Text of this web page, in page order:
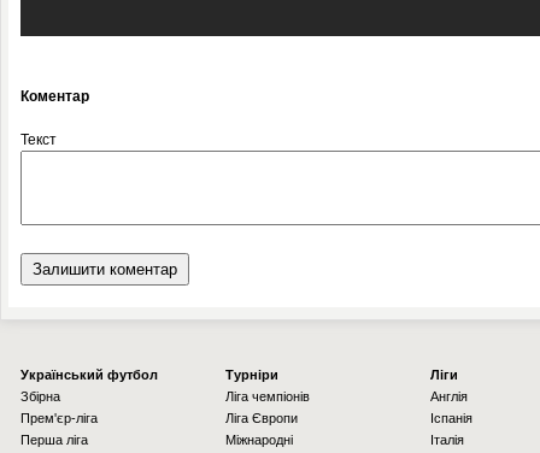
Коментар
Текст
Українcький футбол
Збірна
Прем'єр-ліга
Перша ліга
Турніри
Ліга чемпіонів
Ліга Європи
Міжнародні
Ліги
Англія
Іспанія
Італія